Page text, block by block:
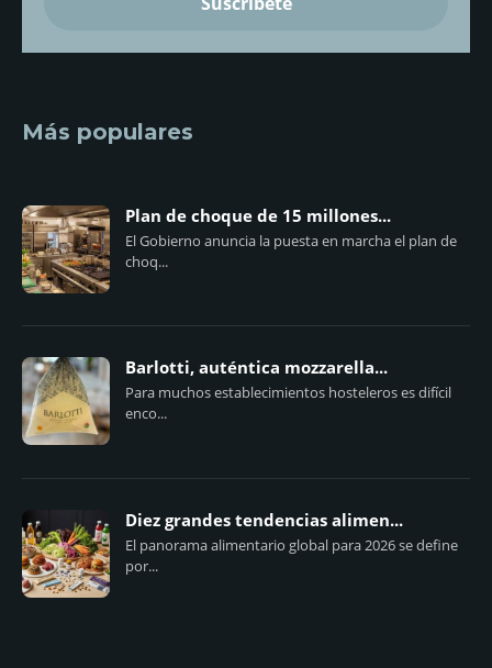
Más populares
Plan de choque de 15 millones...
El Gobierno anuncia la puesta en marcha el plan de
choq...
Barlotti, auténtica mozzarella...
Para muchos establecimientos hosteleros es difícil
enco...
Diez grandes tendencias alimen...
El panorama alimentario global para 2026 se define
por...